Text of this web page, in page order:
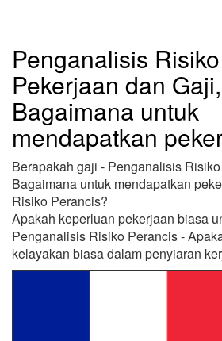
Penganalisis
Pekerjaan dan Gaji,
Bagaimana untuk
mendapatkan
Berapakah gaji - Penganalisis
Bagaimana untuk mendapatkan
Risiko Perancis?
Apakah keperluan pekerjaan biasa
Penganalisis Risiko Perancis -
kelayakan biasa dalam penyiaran